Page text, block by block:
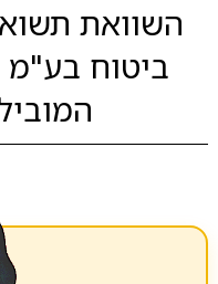
השוואת
ביטוח בע"מ